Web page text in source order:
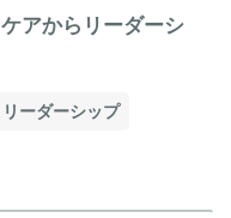
アからリーダーシ
リーダーシップ